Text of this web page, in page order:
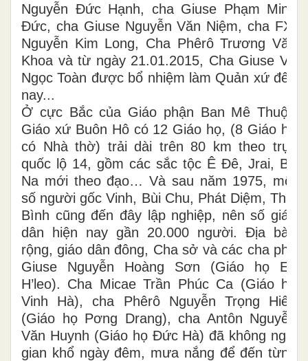
Nguyễn Đức Hạnh, cha Giuse Phạm Minh
Đức, cha Giuse Nguyễn Văn Niệm, cha FX.
Nguyễn Kim Long, Cha Phêrô Trương Văn
Khoa và từ ngày 21.01.2015, Cha Giuse Vũ
Ngọc Toàn được bổ nhiệm làm Quản xứ đến
nay...
Ở cực Bắc của Giáo phận Ban Mê Thuột,
Giáo xứ Buôn Hô có 12 Giáo họ, (8 Giáo họ
có Nhà thờ) trải dài trên 80 km theo trục
quốc lộ 14, gồm các sắc tộc Ê Đê, Jrai, Ba
Na mới theo đạo… Và sau năm 1975, một
số người gốc Vinh, Bùi Chu, Phát Diệm, Thái
Bình cũng đến đây lập nghiệp, nên số giáo
dân hiện nay gần 20.000 người. Địa bàn
rộng, giáo dân đông, Cha sở và các cha phó
Giuse Nguyễn Hoàng Sơn (Giáo họ Ea
H’leo). Cha Micae Trần Phúc Ca (Giáo họ
Vinh Hà), cha Phêrô Nguyễn Trọng Hiếu
(Giáo họ Pơng Drang), cha Antôn Nguyễn
Văn Huynh (Giáo họ Đức Hà) đã không ngại
gian khổ ngày đêm, mưa nắng để đến từng